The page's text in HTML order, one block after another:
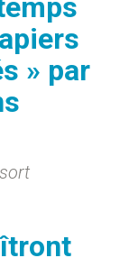
» par